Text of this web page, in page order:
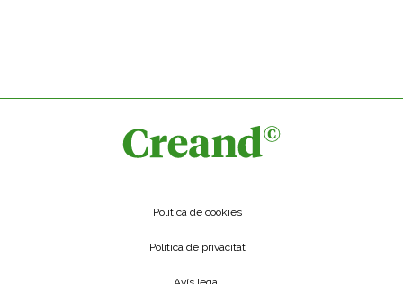
Política de cookies
Política de privacitat